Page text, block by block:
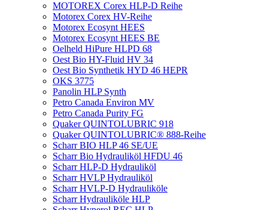
MOTOREX Corex HLP-D Reihe
Motorex Corex HV-Reihe
Motorex Ecosynt HEES
Motorex Ecosynt HEES BE
Oelheld HiPure HLPD 68
Oest Bio HY-Fluid HV 34
Oest Bio Synthetik HYD 46 HEPR
OKS 3775
Panolin HLP Synth
Petro Canada Environ MV
Petro Canada Purity FG
Quaker QUINTOLUBRIC 918
Quaker QUINTOLUBRIC® 888-Reihe
Scharr BIO HLP 46 SE/UE
Scharr Bio Hydrauliköl HFDU 46
Scharr HLP-D Hydrauliköl
Scharr HVLP Hydrauliköl
Scharr HVLP-D Hydrauliköle
Scharr Hydrauliköle HLP